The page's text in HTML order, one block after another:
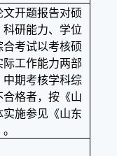
开题报告对硕
研能力、学位
考试以考核硕
工作能力两部
期考核学科综
格者，按《山
施参见《山东